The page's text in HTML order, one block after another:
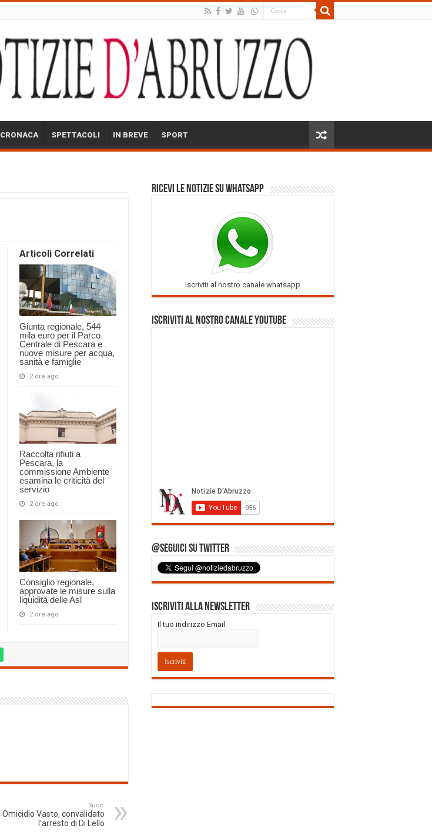
CRONACA SPETTACOLI IN BREVE SPORT
Articoli Correlati
Giunta regionale, 544
mila euro per il Parco
Centrale di Pescara e
nuove misure per acqua,
sanità e famiglie
2 ore ago
Raccolta rifiuti a
Pescara, la
commissione Ambiente
esamina le criticità del
servizio
2 ore ago
Consiglio regionale,
approvate le misure sulla
liquidità delle Asl
2 ore ago
Succ.
Omicidio Vasto, convalidato
l’arresto di Di Lello
Ricevi le notizie su Whatsapp
Iscriviti al nostro canale whatsapp
Iscriviti al nostro Canale Youtube
@Seguici su Twitter
Iscriviti alla Newsletter
Il tuo indirizzo Email